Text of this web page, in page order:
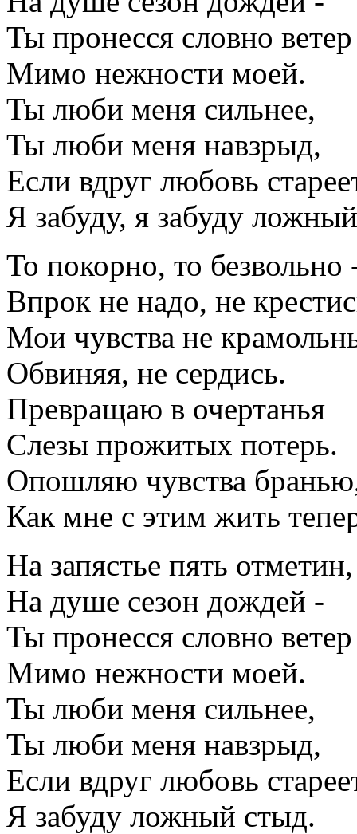
Ты пронесся словно ветер
Мимо нежности моей.
Ты люби меня сильнее,
Ты люби меня навзрыд,
Если вдруг любовь
Я забуду, я забуду
То покорно, то безвольно
Впрок не надо, не
Мои чувства не
Обвиняя, не сердись.
Превращаю в очертанья
Слезы прожитых потерь.
Опошляю чувства
Как мне с этим жить
На запястье пять отметин,
На душе сезон дождей -
Ты пронесся словно ветер
Мимо нежности моей.
Ты люби меня сильнее,
Ты люби меня навзрыд,
Если вдруг любовь
Я забуду ложный стыд.